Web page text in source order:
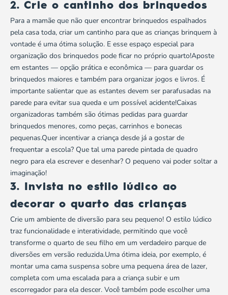
2. Crie o cantinho dos brinquedos
Para a mamãe que não quer encontrar brinquedos espalhados
pela casa toda, criar um cantinho para que as crianças brinquem à
vontade é uma ótima solução. E esse espaço especial para
organização dos brinquedos pode ficar no próprio quarto!Aposte
em estantes — opção prática e econômica — para guardar os
brinquedos maiores e também para organizar jogos e livros. É
importante salientar que as estantes devem ser parafusadas na
parede para evitar sua queda e um possível acidente!Caixas
organizadoras também são ótimas pedidas para guardar
brinquedos menores, como peças, carrinhos e bonecas
pequenas.Quer incentivar a criança desde já a gostar de
frequentar a escola? Que tal uma parede pintada de quadro
negro para ela escrever e desenhar? O pequeno vai poder soltar a
imaginação!
3. Invista no estilo lúdico ao
decorar o quarto das crianças
Crie um ambiente de diversão para seu pequeno! O estilo lúdico
traz funcionalidade e interatividade, permitindo que você
transforme o quarto de seu filho em um verdadeiro parque de
diversões em versão reduzida.Uma ótima ideia, por exemplo, é
montar uma cama suspensa sobre uma pequena área de lazer,
completa com uma escalada para a criança subir e um
escorregador para ela descer. Você também pode escolher uma